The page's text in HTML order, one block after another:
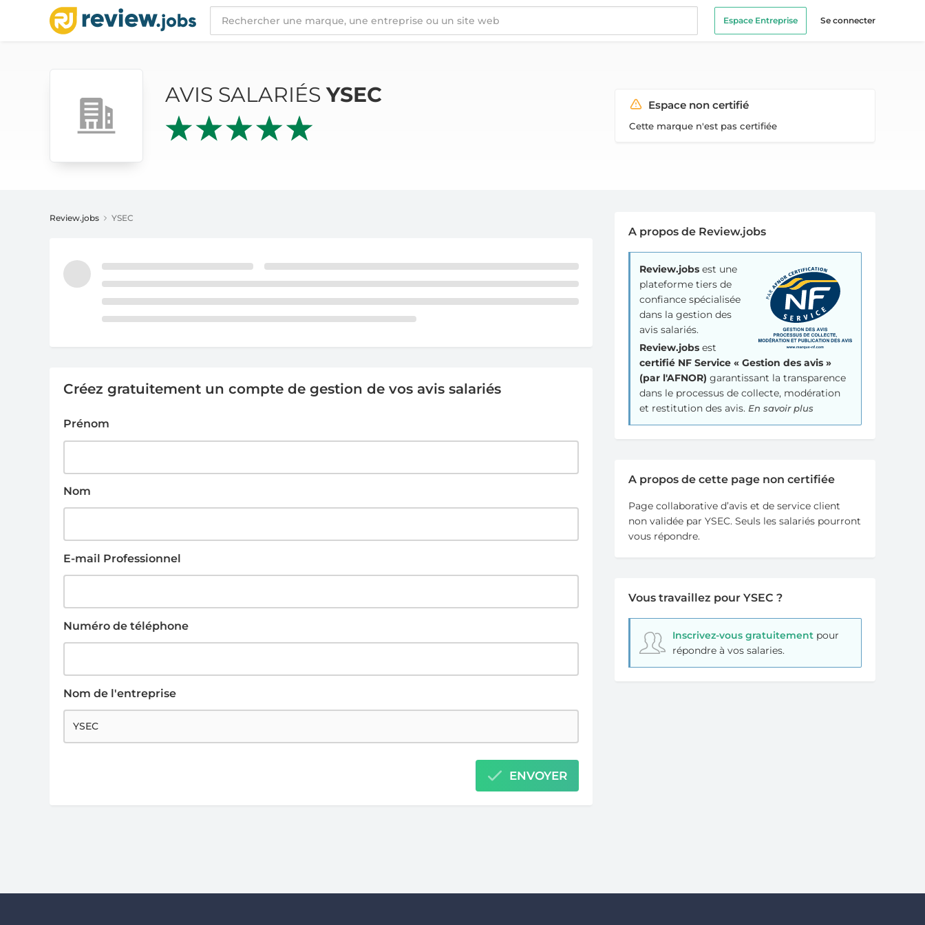
Espace Entreprise Se connecter
AVIS SALARIÉS YSEC
AVIS SALARIÉSYSEC Espace non certifié
Cette marque n'est pas certifiée
Review.jobs YSEC
Créez gratuitement un compte de gestion de vos avis salariés
Prénom
Nom
E-mail Professionnel
Numéro de téléphone
Nom de l'entreprise
ENVOYER
A propos de Review.jobs
Review.jobs est une
plateforme tiers de
confiance spécialisée
dans la gestion des
avis salariés.
Review.jobs est
certifié NF Service « Gestion des avis »
(par l'AFNOR) garantissant la transparence
dans le processus de collecte, modération
et restitution des avis.En savoir plus
A propos de cette page non certifiée
Page collaborative d’avis et de service client
non validée par YSEC. Seuls les salariés pourront
vous répondre.
Vous travaillez pour YSEC ?
Inscrivez-vous gratuitementpour
répondre à vos salaries.